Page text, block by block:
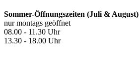
Sommer-Öffnungszeiten (Juli & August)
nur montags geöffnet
08.00 - 11.30 Uhr
13.30 - 18.00 Uhr